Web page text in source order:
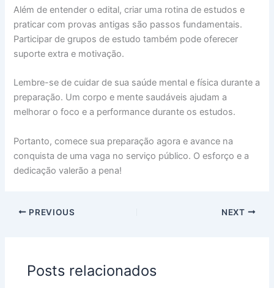
Além de entender o edital, criar uma rotina de estudos e
praticar com provas antigas são passos fundamentais.
Participar de grupos de estudo também pode oferecer
suporte extra e motivação.
Lembre-se de cuidar de sua saúde mental e física durante a
preparação. Um corpo e mente saudáveis ajudam a
melhorar o foco e a performance durante os estudos.
Portanto, comece sua preparação agora e avance na
conquista de uma vaga no serviço público. O esforço e a
dedicação valerão a pena!
PREVIOUS NEXT
Posts relacionados